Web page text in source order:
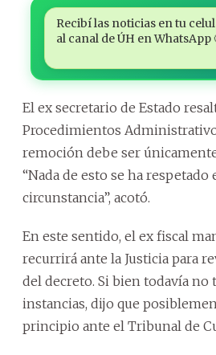
Recibí las noticias en tu
al canal de ÚH en WhatsApp
El ex secretario de Estado
Procedimientos
remoción debe ser
“Nada de esto se ha respetado
circunstancia”, acotó.
En este sentido, el ex fiscal
recurrirá ante la Justicia para
del decreto. Si bien todavía no
instancias, dijo que
principio ante el Tribunal de